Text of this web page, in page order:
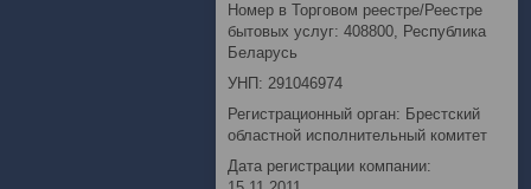
Номер в Торговом реестре/Реестре
бытовых услуг: 408800, Республика
Беларусь
УНП: 291046974
Регистрационный орган: Брестский
областной исполнительный комитет
Дата регистрации компании: